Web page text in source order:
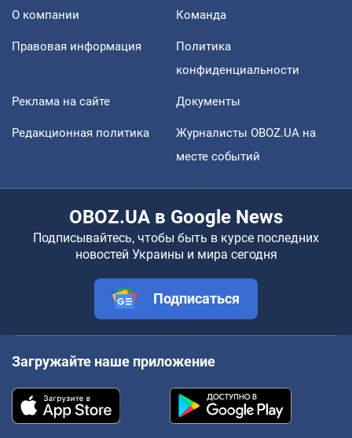
О компании Команда
Правовая информация
Политика
конфиденциальности
Реклама на сайте Документы
Редакционная политика
Журналисты OBOZ.UA на
месте событий
OBOZ.UA в Google News
Подписывайтесь, чтобы быть в курсе последних
новостей Украины и мира сегодня
Подписаться
Загружайте наше приложение